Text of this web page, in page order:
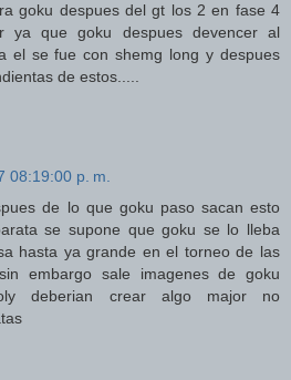
goku despues del gt los 2 en fase 4
ya que goku despues devencer al
el se fue con shemg long y despues
de estos.....
08:19:00 p. m.
de lo que goku paso sacan esto
se supone que goku se lo lleba
hasta ya grande en el torneo de las
embargo sale imagenes de goku
deberian crear algo major no